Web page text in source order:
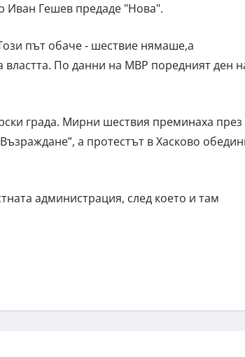
Иван Гешев предаде "Нова".
път обаче - шествие нямаше,а
По данни на МВР поредният ден
града. Мирни шествия преминаха през
а протестът в Хасково
администрация, след което и там